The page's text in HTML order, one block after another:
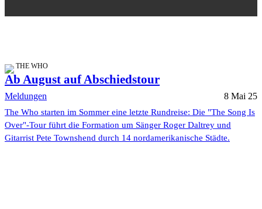
THE WHO
Ab August auf Abschiedstour
Meldungen 8 Mai 25
The Who starten im Sommer eine letzte Rundreise: Die "The Song Is
Over"-Tour führt die Formation um Sänger Roger Daltrey und
Gitarrist Pete Townshend durch 14 nordamerikanische Städte.